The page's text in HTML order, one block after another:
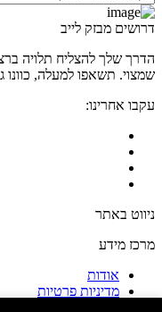
דרושים מבזק לייב
הדרך שלך להצליח תלויה
שמצוי. תשאפו למעלה, כוונו
עקבו אחרינו:
ניווט באתר
מרכז מידע
אודות
מדיניות פרטיות